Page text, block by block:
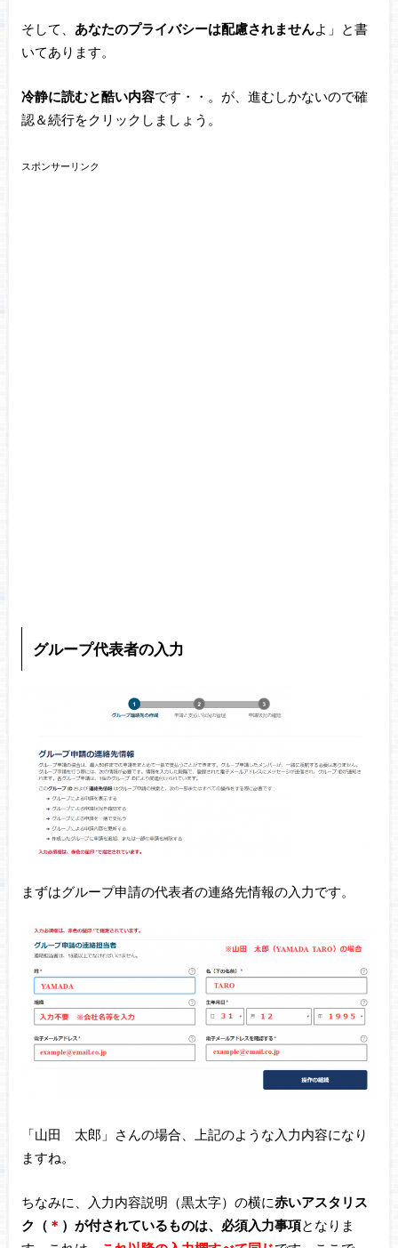
そして、 あなたのプライバシーは配慮されませんよ」と書
いてあります。
冷静に読むと酷い内容です・・。が、進むしかないので確
認＆続行をクリックしましょう。
スポンサーリンク
グループ代表者の入力
まずはグループ申請の代表者の連絡先情報の入力です。
「山田 太郎」さんの場合、上記のような入力内容になり
ますね。
ちなみに、入力内容説明（黒太字）の横に赤いアスタリス
ク（ ＊ ）が付されているものは、必須入力事項となりま